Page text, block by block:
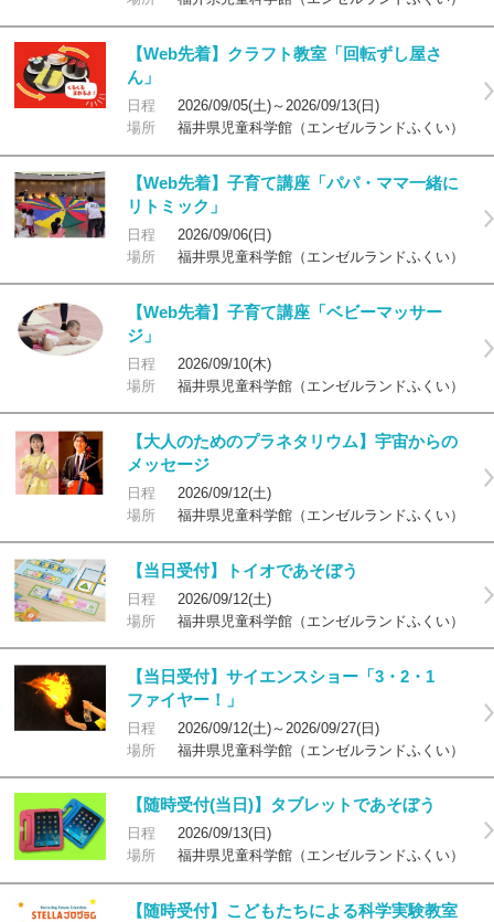
【Web先着】クラフト教室「回転ずし屋さ
ん」
日程
2026/09/05(土)～2026/09/13(日)
場所
福井県児童科学館（エンゼルランドふくい）
【Web先着】子育て講座「パパ・ママ一緒に
リトミック」
日程
2026/09/06(日)
場所
福井県児童科学館（エンゼルランドふくい）
【Web先着】子育て講座「ベビーマッサー
ジ」
日程
2026/09/10(木)
場所
福井県児童科学館（エンゼルランドふくい）
【大人のためのプラネタリウム】宇宙からの
メッセージ
日程
2026/09/12(土)
場所
福井県児童科学館（エンゼルランドふくい）
【当日受付】トイオであそぼう
日程
2026/09/12(土)
場所
福井県児童科学館（エンゼルランドふくい）
【当日受付】サイエンスショー「3・2・1
ファイヤー！」
日程
2026/09/12(土)～2026/09/27(日)
場所
福井県児童科学館（エンゼルランドふくい）
【随時受付(当日)】タブレットであそぼう
日程
2026/09/13(日)
場所
福井県児童科学館（エンゼルランドふくい）
【随時受付】こどもたちによる科学実験教室